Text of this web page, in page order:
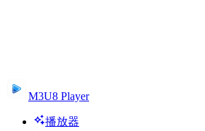
M3U8 Player
播放器